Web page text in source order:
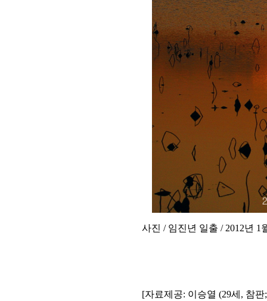
사진 / 임진년 일출 / 2012년 1
[자료제공: 이승열 (29세, 참